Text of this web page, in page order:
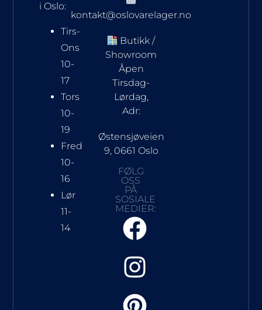
i Oslo:
Tirs-
Ons
10-
17
Tors
10-
19
Fred
10-
16
Lør
11-
14
kontakt@oslovarelager.no
Butikk /
Showroom
Åpen
Tirsdag-
Lørdag,
Adr:
Østensjøveien
9, 0661 Oslo
FØLG
OSS
PÅ
SOSIALE
MEDIER: